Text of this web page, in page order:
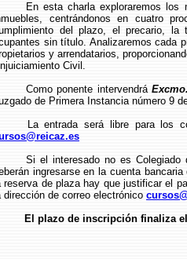
En esta charla exploraremos los
centrándonos en cuatro
del plazo, el precario,
sin título. Analizaremos cada
y arrendatarios,
Civil.
Como ponente intervendrá
de Primera Instancia número 9
La entrada será libre para los
Si el interesado no es
ingresarse en la cuenta
reserva de plaza hay que justificar el
dirección de correo electrónico
El plazo de inscripción finaliza